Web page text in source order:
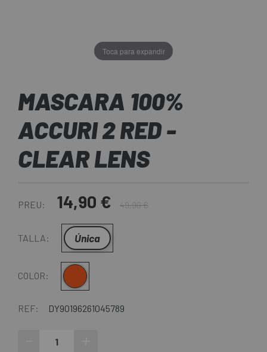
Toca para expandir
MASCARA 100%
ACCURI 2 RED -
CLEAR LENS
PREU: 14,90 € 49,90 €
TALLA: Única
COLOR:Vermell - Groc
REF: DY90196261045789